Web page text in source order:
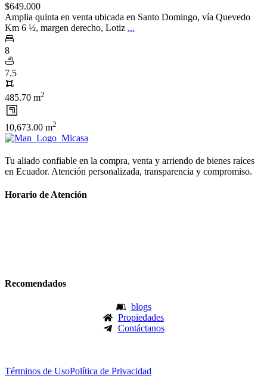
$649.000
Amplia quinta en venta ubicada en Santo Domingo, vía Quevedo
Km 6 ½, margen derecho, Lotiz ...
8
7.5
485.70 m2
10,673.00 m2
Tu aliado confiable en la compra, venta y arriendo de bienes raíces
en Ecuador. Atención personalizada, transparencia y compromiso.
Horario de Atención
Recomendados
blogs
Propiedades
Contáctanos
Términos de UsoPolítica de Privacidad